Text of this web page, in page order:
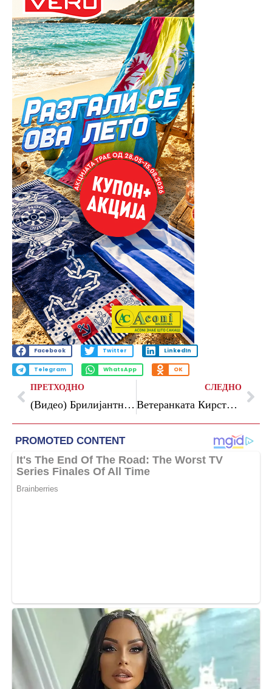
Facebook Twitter LinkedIn
Telegram WhatsApp OK
ПРЕТХОДНО
(Видео) Брилијантна победа на Хорхе Мартин, ужасен пад на Марк Мркез
СЛЕДНО
Ветеранката Кирстеа ја победи Сабаленка на Мастерсот во Рим